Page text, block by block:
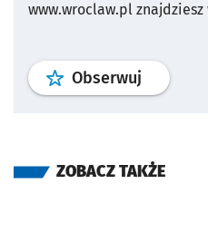
www.wroclaw.pl znajdziesz
Obserwuj profil
ZOBACZ TAKŻE